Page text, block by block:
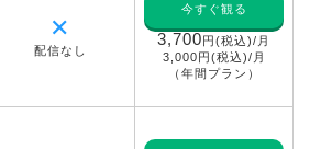
✕
配信なし
今すぐ観る
3,700円(税込)/月
3,000円(税込)/月
（年間プラン）